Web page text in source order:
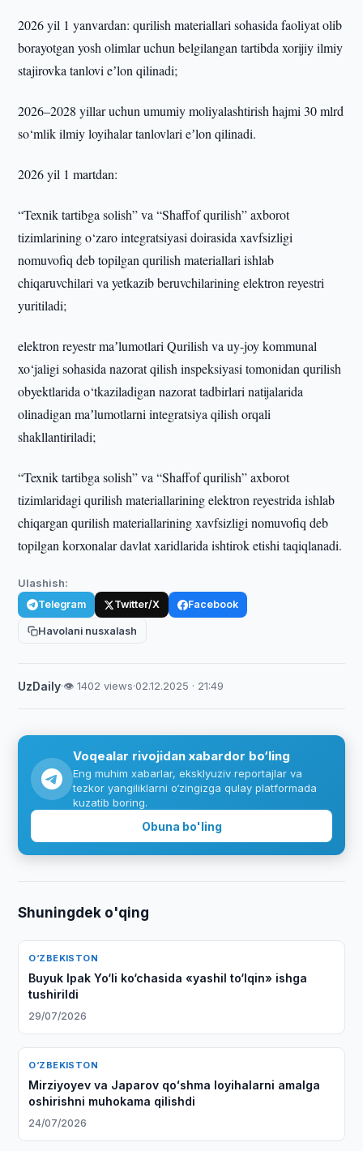
2026 yil 1 yanvardan: qurilish materiallari sohasida faoliyat olib
borayotgan yosh olimlar uchun belgilangan tartibda xorijiy ilmiy
stajirovka tanlovi eʼlon qilinadi;
2026–2028 yillar uchun umumiy moliyalashtirish hajmi 30 mlrd
so‘mlik ilmiy loyihalar tanlovlari eʼlon qilinadi.
2026 yil 1 martdan:
“Texnik tartibga solish” va “Shaffof qurilish” axborot
tizimlarining o‘zaro integratsiyasi doirasida xavfsizligi
nomuvofiq deb topilgan qurilish materiallari ishlab
chiqaruvchilari va yetkazib beruvchilarining elektron reyestri
yuritiladi;
elektron reyestr maʼlumotlari Qurilish va uy-joy kommunal
xo‘jaligi sohasida nazorat qilish inspeksiyasi tomonidan qurilish
obyektlarida o‘tkaziladigan nazorat tadbirlari natijalarida
olinadigan maʼlumotlarni integratsiya qilish orqali
shakllantiriladi;
“Texnik tartibga solish” va “Shaffof qurilish” axborot
tizimlaridagi qurilish materiallarining elektron reyestrida ishlab
chiqargan qurilish materiallarining xavfsizligi nomuvofiq deb
topilgan korxonalar davlat xaridlarida ishtirok etishi taqiqlanadi.
Ulashish:
Telegram Twitter/X Facebook
Havolani nusxalash
UzDaily·👁 1402 views·02.12.2025 · 21:49
Voqealar rivojidan xabardor bo‘ling
Eng muhim xabarlar, eksklyuziv reportajlar va
tezkor yangiliklarni o‘zingizga qulay platformada
kuzatib boring.
Obuna bo'ling
Shuningdek o'qing
O‘ZBEKISTON
Buyuk Ipak Yo‘li ko‘chasida «yashil to‘lqin» ishga
tushirildi
29/07/2026
O‘ZBEKISTON
Mirziyoyev va Japarov qoʻshma loyihalarni amalga
oshirishni muhokama qilishdi
24/07/2026